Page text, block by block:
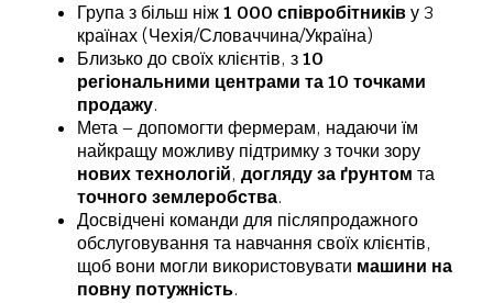
Група з більш ніж1 000 співробітниківу 3
країнах (Чехія/Словаччина/Україна)
Близько до своїх клієнтів, з10
регіональними центрами та 10 точками
продажу.
Мета – допомогти фермерам, надаючи їм
найкращу можливу підтримку з точки зору
нових технологій, догляду за ґрунтом та
точного землеробства.
Досвідчені команди для післяпродажного
обслуговування та навчання своїх клієнтів,
щоб вони могли використовувати машини на
повну потужність.